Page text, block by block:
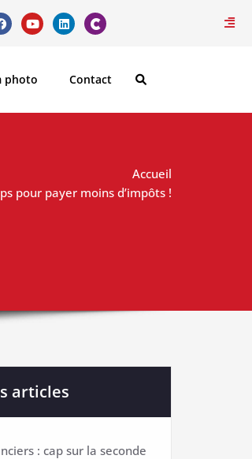
photo Contact
Accueil
pour payer moins d’impôts !
articles
: cap sur la seconde